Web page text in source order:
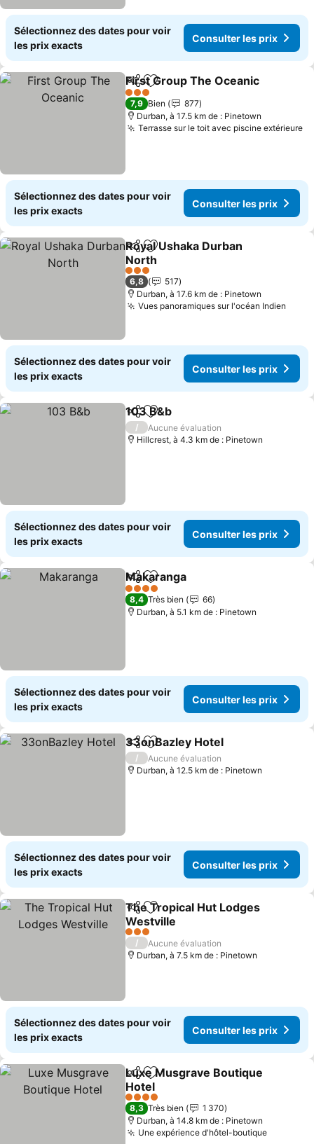
Sélectionnez des dates pour voir
les prix exacts
Consulter les prix
PartagerAjouter à mes favoris
First Group The Oceanic
3 Étoiles
7,9 Bien
877
Durban, à 17.5 km de : Pinetown
Terrasse sur le toit avec piscine extérieure
Sélectionnez des dates pour voir
les prix exacts
Consulter les prix
PartagerAjouter à mes favoris
Royal Ushaka Durban
North
3 Étoiles
6,8
517
Durban, à 17.6 km de : Pinetown
Vues panoramiques sur l'océan Indien
Sélectionnez des dates pour voir
les prix exacts
Consulter les prix
PartagerAjouter à mes favoris
103 B&b
/
Aucune évaluation
Hillcrest, à 4.3 km de : Pinetown
Sélectionnez des dates pour voir
les prix exacts
Consulter les prix
PartagerAjouter à mes favoris
Makaranga
4 Étoiles
8,4 Très bien
66
Durban, à 5.1 km de : Pinetown
Sélectionnez des dates pour voir
les prix exacts
Consulter les prix
PartagerAjouter à mes favoris
33onBazley Hotel
/
Aucune évaluation
Durban, à 12.5 km de : Pinetown
Sélectionnez des dates pour voir
les prix exacts
Consulter les prix
PartagerAjouter à mes favoris
The Tropical Hut Lodges
Westville
3 Étoiles
/
Aucune évaluation
Durban, à 7.5 km de : Pinetown
Sélectionnez des dates pour voir
les prix exacts
Consulter les prix
PartagerAjouter à mes favoris
Luxe Musgrave Boutique
Hotel
4 Étoiles
8,3 Très bien
1 370
Durban, à 14.8 km de : Pinetown
Une expérience d'hôtel-boutique